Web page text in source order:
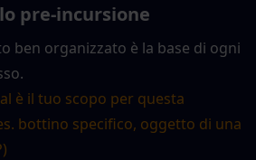
pre-incursione
ben organizzato è la base di ogni
è il tuo scopo per questa
bottino specifico, oggetto di una